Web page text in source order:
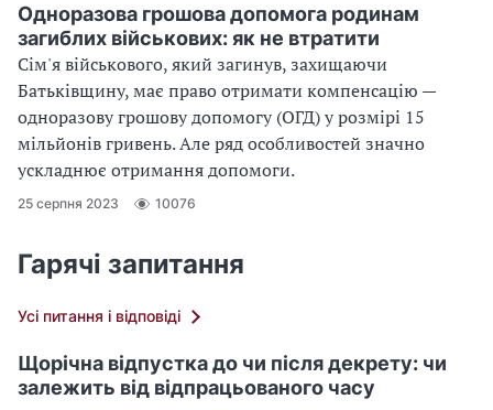
Одноразова грошова допомога родинам
загиблих військових: як не втратити
Сім'я військового, який загинув, захищаючи
Батьківщину, має право отримати компенсацію —
одноразову грошову допомогу (ОГД) у розмірі 15
мільйонів гривень. Але ряд особливостей значно
ускладнює отримання допомоги.
25 серпня 2023 10076
Гарячі запитання
Усі питання і відповіді
Щорічна відпустка до чи після декрету: чи
залежить від відпрацьованого часу